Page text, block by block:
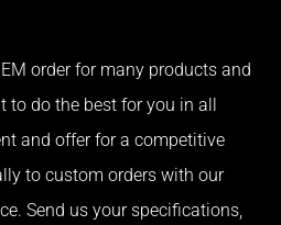
order for many products and
do the best for you in all
and offer for a competitive
to custom orders with our
Send us your specifications,